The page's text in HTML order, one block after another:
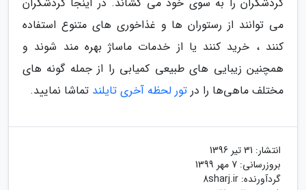
می توانند از رستوران ها و ‏غذاخوری های متنوع استفاده
کنند ، خرید کنند یا از خدمات ماساژ بهره مند شوند و
همچنین زیبایی های طبیعی کمیابی را از ‏جمله گونه های
مختلف ماهی‌ها را در تور لحظه آخری تایلند تماشا نمایید.
انتشار: 31 تیر 1396
بروزرسانی: 7 مهر 1399
گردآورنده: 8sharj.ir